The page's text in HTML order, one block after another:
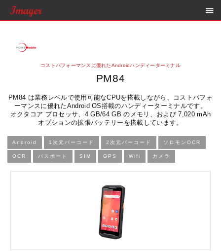
コストパフォーマンスに優れたAndroidハンディーターミナル
PM84
PM84 は業務レベルで使用可能なCPUを搭載しながら、コストパフォ
ーマンスに優れたAndroid OS搭載のハンディーターミナルです。
オクタコア プロセッサ、4 GB/64 GB のメモリ、および 7,020 mAh
オプションの拡張バッテリーを搭載しています。
Android 1次元バーコード 2次元バーコード ソロモンOCR
OCR パスポート SIM GPS Wifi カメラ